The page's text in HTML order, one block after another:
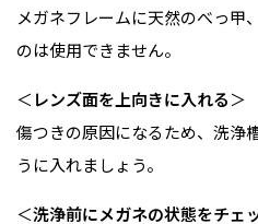
メガネフレームに天然のべっ甲
のは使用できません。
＜ レンズ面を上向きに入れる＞
傷つきの原因になるため、洗浄
うに入れましょう。
＜洗浄前にメガネの状態をチェ